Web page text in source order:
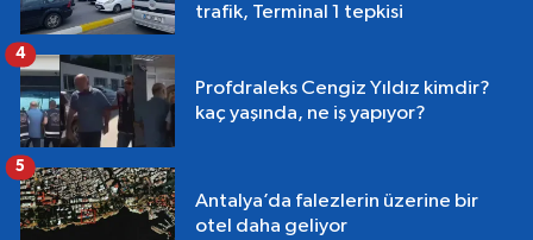
trafik, Terminal 1 tepkisi
Profdraleks Cengiz Yıldız kimdir?
kaç yaşında, ne iş yapıyor?
4
Antalya’da falezlerin üzerine bir
otel daha geliyor
5